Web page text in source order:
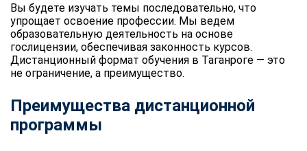
Вы будете изучать темы последовательно, что
упрощает освоение профессии. Мы ведем
образовательную деятельность на основе
гослицензии, обеспечивая законность курсов.
Дистанционный формат обучения в Таганроге — это
не ограничение, а преимущество.
Преимущества дистанционной
программы